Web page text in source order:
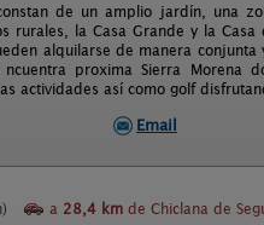
de un amplio jardín, una
rurales, la Casa Grande y la
alquilarse de manera
proxima Sierra
actividades así como golf
Email
a 28,4 km de Chiclana de